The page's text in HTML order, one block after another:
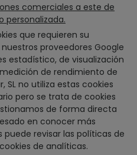
comerciales a este de
personalizada.
que requieren su
proveedores Google
estadístico, de visualización
de rendimiento de
SL no utiliza estas cookies
pero se trata de cookies
de forma directa
en conocer más
puede revisar las políticas de
de analíticas.